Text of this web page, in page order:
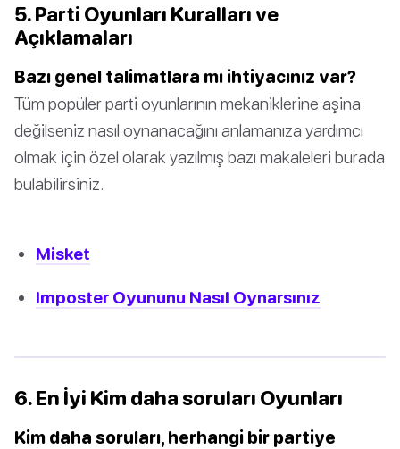
5. Parti Oyunları Kuralları ve
Açıklamaları
Bazı genel talimatlara mı ihtiyacınız var?
Tüm popüler parti oyunlarının mekaniklerine aşina
değilseniz nasıl oynanacağını anlamanıza yardımcı
olmak için özel olarak yazılmış bazı makaleleri burada
bulabilirsiniz.
Misket
Imposter Oyununu Nasıl Oynarsınız
6. En İyi Kim daha soruları Oyunları
Kim daha soruları, herhangi bir partiye